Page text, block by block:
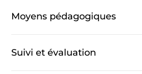
Moyens pédagogiques
Suivi et évaluation